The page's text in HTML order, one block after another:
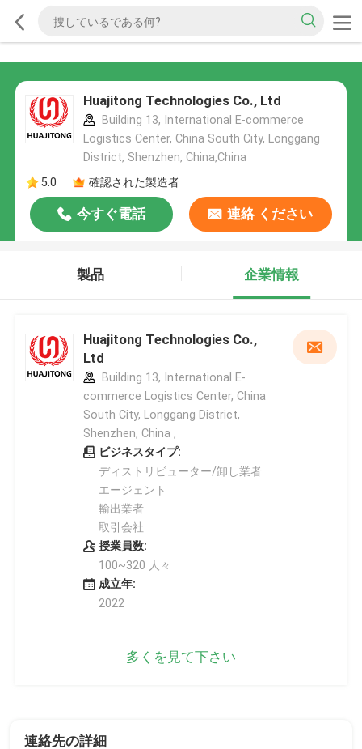
Huajitong Technologies Co., Ltd
Building 13, International E-commerce
Logistics Center, China South City, Longgang
District, Shenzhen, China,China
5.0
確認された製造者
今すぐ電話 連絡 ください
製品 企業情報
Huajitong Technologies Co.,
Ltd
Building 13, International E-
commerce Logistics Center, China
South City, Longgang District,
Shenzhen, China ,
ビジネスタイプ:
ディストリビューター/卸し業者
エージェント
輸出業者
取引会社
授業員数:
100~320 人々
成立年:
2022
多くを見て下さい
連絡先の詳細